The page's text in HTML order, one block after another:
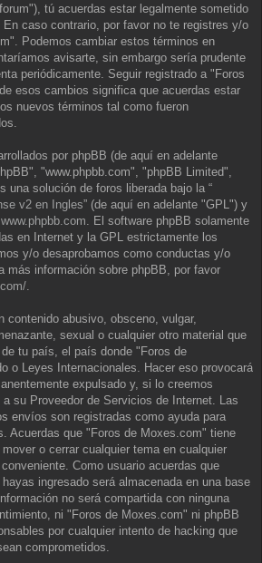
tú acuerdas estar legalmente sometido
caso contrario, por favor no te registres y/o
Podemos cambiar estos términos en
avisarte, sin embargo sería prudente
periódicamente. Seguir registrado a "Foros
esos cambios significa que acuerdas estar
nuevos términos tal como fueron
por phpBB (de aquí en adelante
"www.phpbb.com", "phpBB Limited",
una solución de foros liberada bajo la “
v2 en Ingles” (de aquí en adelante "GPL") y
www.phpbb.com . El software phpBB solamente
en Internet y la GPL estrictamente los
y/o desaprobamos como conductas y/o
más información sobre phpBB, por favor
contenido abusivo, obsceno, vulgar,
sexual o cualquier otro material que
tu país, el país donde "Foros de
o Leyes Internacionales. Hacer eso provocará
expulsado y, si lo creemos
su Proveedor de Servicios de Internet. Las
envíos son registradas como ayuda para
Acuerdas que "Foros de Moxes.com" tiene
o cerrar cualquier tema en cualquier
Como usuario acuerdas que
ingresado será almacenada en una base
no será compartida con ninguna
ni "Foros de Moxes.com" ni phpBB
por cualquier intento de hacking que
comprometidos.